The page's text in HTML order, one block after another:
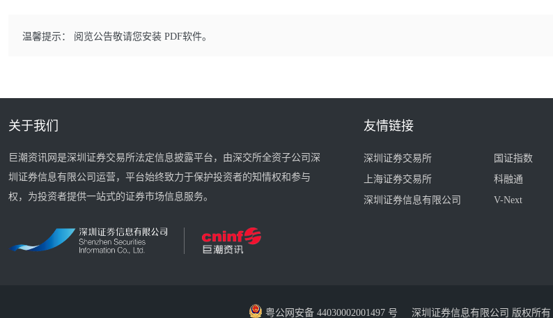
温馨提示： 阅览公告敬请您安装 PDF软件。
关于我们
巨潮资讯网是深圳证券交易所法定信息披露平台，由深交所全资子公司深
圳证券信息有限公司运营，平台始终致力于保护投资者的知情权和参与
权，为投资者提供一站式的证券市场信息服务。
友情链接
深圳证券交易所
上海证券交易所
深圳证券信息有限公司
国证指数
科融通
V-Next
粤公网安备 44030002001497 号 深圳证券信息有限公司 版权所有